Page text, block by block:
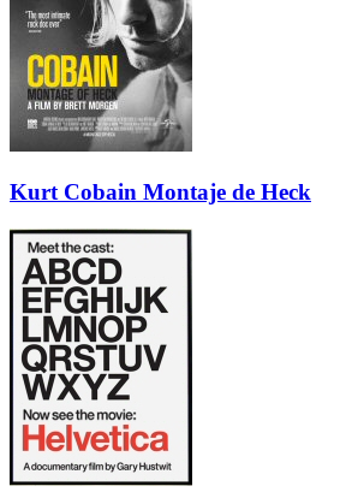
Kurt Cobain Montaje de Heck